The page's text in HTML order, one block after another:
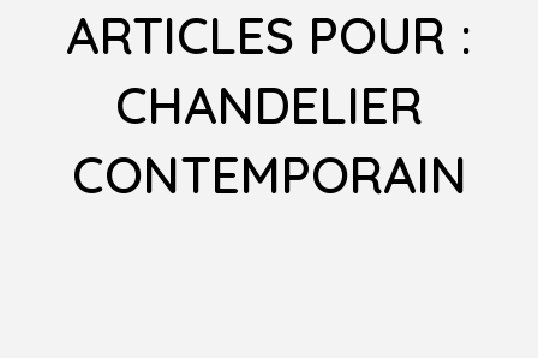
ARTICLES POUR :
CHANDELIER
CONTEMPORAIN